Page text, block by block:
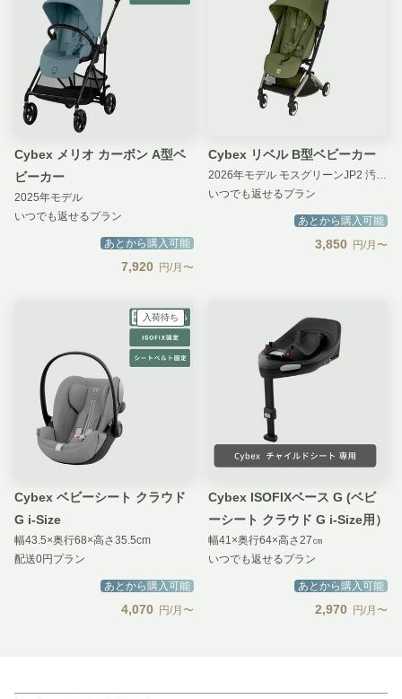
Cybex メリオ カーボン A型ベ
ビーカー
2025年モデル
いつでも返せるプラン
あとから購入可能
7,920 円/月〜
Cybex リベル B型ベビーカー
2026年モデル モスグリーンJP2 汚損補償 無し
いつでも返せるプラン
あとから購入可能
3,850 円/月〜
入荷待ち
Cybex ベビーシート クラウド
G i-Size
幅43.5×奥行68×高さ35.5cm
配送0円プラン
あとから購入可能
4,070 円/月〜
Cybex ISOFIXベース G (ベビ
ーシート クラウド G i-Size用）
幅41×奥行64×高さ27㎝
いつでも返せるプラン
あとから購入可能
2,970 円/月〜